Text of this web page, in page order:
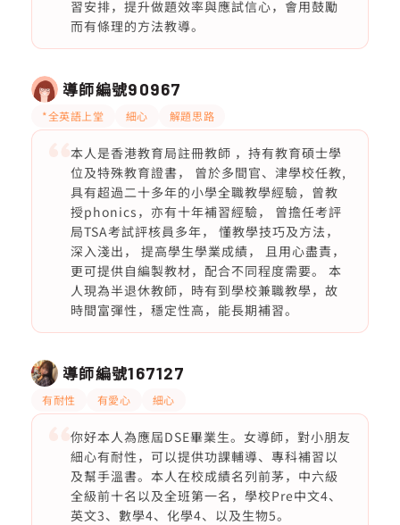
習安排，提升做題效率與應試信心，會用鼓勵
而有條理的方法教導。
導師編號90967
*全英語上堂 細心 解題思路
本人是香港教育局註冊教師 ，持有教育碩士學
位及特殊教育證書， 曾於多間官、津學校任教,
具有超過二十多年的小學全職教學經驗，曾教
授phonics，亦有十年補習經驗， 曾擔任考評
局TSA考試評核員多年， 懂教學技巧及方法，
深入淺出， 提高學生學業成績， 且用心盡責，
更可提供自編製教材，配合不同程度需要。 本
人現為半退休教師，時有到學校兼職教學，故
時間富彈性，穩定性高，能長期補習。
導師編號167127
有耐性 有愛心 細心
你好本人為應屆DSE畢業生。女導師，對小朋友
細心有耐性，可以提供功課輔導、專科補習以
及幫手溫書。本人在校成績名列前茅，中六級
全級前十名以及全班第一名，學校Pre中文4、
英文3、數學4、化學4、以及生物5。